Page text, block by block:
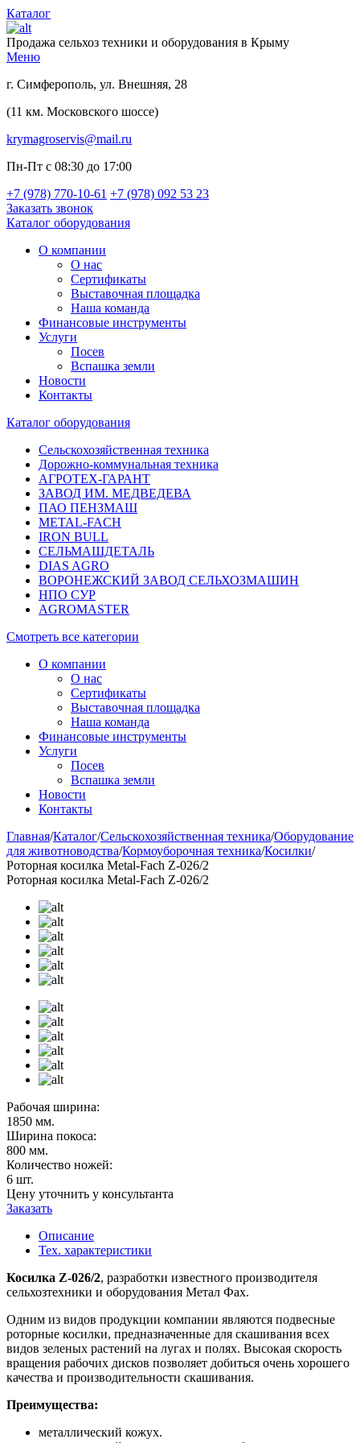
Каталог
Продажа сельхоз техники и оборудования в Крыму
Меню
г. Симферополь, ул. Внешняя, 28
(11 км. Московского шоссе)
krymagroservis@mail.ru
Пн-Пт с 08:30 до 17:00
+7 (978) 770-10-61 +7 (978) 092 53 23
Заказать звонок
Каталог оборудования
О компании
О нас
Сертификаты
Выставочная площадка
Наша команда
Финансовые инструменты
Услуги
Посев
Вспашка земли
Новости
Контакты
Каталог оборудования
Сельскохозяйственная техника
Дорожно-коммунальная техника
АГРОТЕХ-ГАРАНТ
ЗАВОД ИМ. МЕДВЕДЕВА
ПАО ПЕНЗМАШ
METAL-FACH
IRON BULL
СЕЛЬМАШДЕТАЛЬ
DIAS AGRO
ВОРОНЕЖСКИЙ ЗАВОД СЕЛЬХОЗМАШИН
НПО СУР
AGROMASTER
Смотреть все категории
О компании
О нас
Сертификаты
Выставочная площадка
Наша команда
Финансовые инструменты
Услуги
Посев
Вспашка земли
Новости
Контакты
Главная/Каталог/Сельскохозяйственная техника/Оборудование
для животноводства/Кормоуборочная техника/Косилки/
Роторная косилка Metal-Fach Z-026/2
Роторная косилка Metal-Fach Z-026/2
Рабочая ширина:
1850 мм.
Ширина покоса:
800 мм.
Количество ножей:
6 шт.
Цену уточнить у консультанта
Заказать
Описание
Тех. характеристики
Косилка Z-026/2, разработки известного производителя
сельхозтехники и оборудования Метал Фах.
Одним из видов продукции компании являются подвесные
роторные косилки, предназначенные для скашивания всех
видов зеленых растений на лугах и полях. Высокая скорость
вращения рабочих дисков позволяет добиться очень хорошего
качества и производительности скашивания.
Преимущества:
металлический кожух.